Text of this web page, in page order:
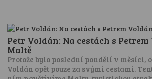
Petr Voldán: Na cestách s
Maltě
Protože bylo poslední pondělí v měsíci,
Voldán opět pouze za svými cestami.